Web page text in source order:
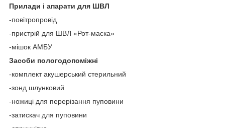
Прилади і апарати для ШВЛ
-повітропровід
-пристрій для ШВЛ «Рот-маска»
-мішок АМБУ
Засоби пологодопоміжні
-комплект акушерський стерильний
-зонд шлунковий
-ножиці для перерізання пуповини
-затискач для пуповини